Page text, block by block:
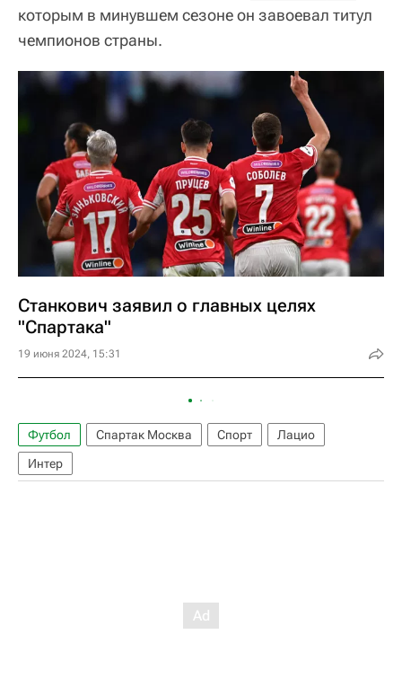
которым в минувшем сезоне он завоевал титул
чемпионов страны.
Станкович заявил о главных целях
"Спартака"
19 июня 2024, 15:31
Футбол Спартак Москва Спорт
Лацио
Интер